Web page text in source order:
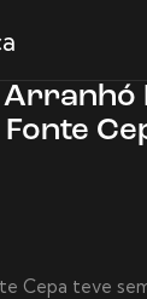
Cepa teve